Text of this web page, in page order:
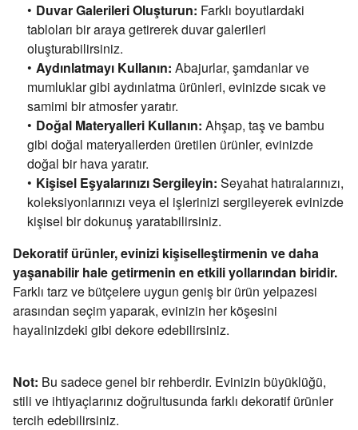
Duvar Galerileri Oluşturun: Farklı boyutlardaki
tabloları bir araya getirerek duvar galerileri
oluşturabilirsiniz.
Aydınlatmayı Kullanın: Abajurlar, şamdanlar ve
mumluklar gibi aydınlatma ürünleri, evinizde sıcak ve
samimi bir atmosfer yaratır.
Doğal Materyalleri Kullanın: Ahşap, taş ve bambu
gibi doğal materyallerden üretilen ürünler, evinizde
doğal bir hava yaratır.
Kişisel Eşyalarınızı Sergileyin: Seyahat hatıralarınızı,
koleksiyonlarınızı veya el işlerinizi sergileyerek evinizde
kişisel bir dokunuş yaratabilirsiniz.
Dekoratif ürünler, evinizi kişiselleştirmenin ve daha
yaşanabilir hale getirmenin en etkili yollarından biridir.
Farklı tarz ve bütçelere uygun geniş bir ürün yelpazesi
arasından seçim yaparak, evinizin her köşesini
hayalinizdeki gibi dekore edebilirsiniz.
Not: Bu sadece genel bir rehberdir. Evinizin büyüklüğü,
stili ve ihtiyaçlarınız doğrultusunda farklı dekoratif ürünler
tercih edebilirsiniz.